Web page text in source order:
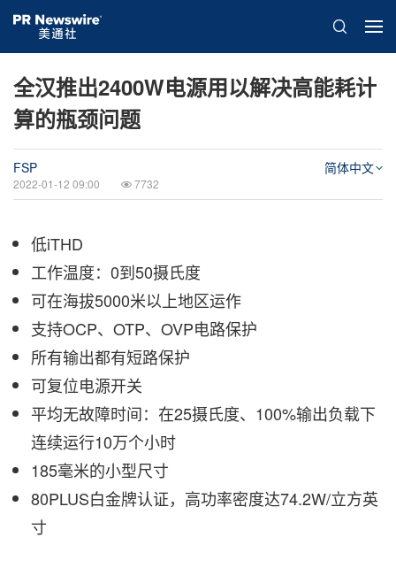
全汉推出2400W电源用以解决高能耗计
算的瓶颈问题
FSP
2022-01-12 09:00 7732
简体中文
低iTHD
工作温度：0到50摄氏度
可在海拔5000米以上地区运作
支持OCP、OTP、OVP电路保护
所有输出都有短路保护
可复位电源开关
平均无故障时间：在25摄氏度、100%输出负载下
连续运行10万个小时
185毫米的小型尺寸
80PLUS白金牌认证，高功率密度达74.2W/立方英
寸